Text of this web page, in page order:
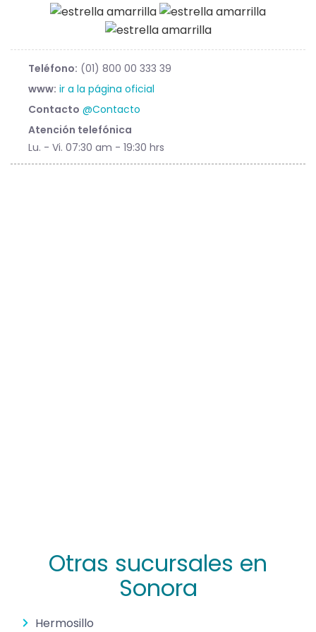
Teléfono: (01) 800 00 333 39
www: ir a la página oficial
Contacto @Contacto
Atención telefónica
Lu. - Vi. 07:30 am - 19:30 hrs
Otras sucursales en
Sonora
Hermosillo